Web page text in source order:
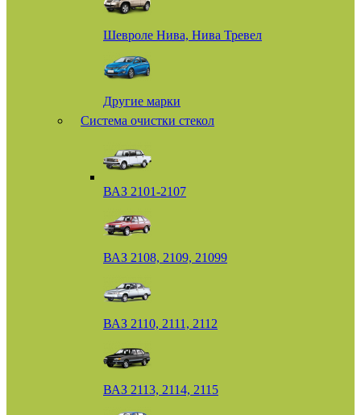
Шевроле Нива, Нива Тревел
Другие марки
Система очистки стекол
ВАЗ 2101-2107
ВАЗ 2108, 2109, 21099
ВАЗ 2110, 2111, 2112
ВАЗ 2113, 2114, 2115